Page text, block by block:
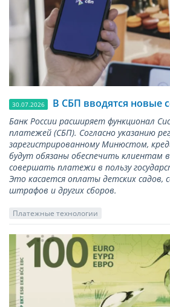
30.07.2026 В СБП вводятся новые
Банк России расширяет функционал
платежей (СБП). Согласно указанию
зарегистрированному Минюстом,
будут обязаны обеспечить клиентам
совершать платежи в пользу
Это касается оплаты детских садов,
штрафов и других сборов.
Платежные технологии